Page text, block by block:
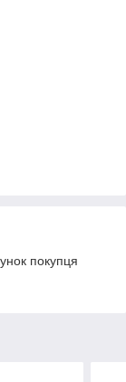
покупця